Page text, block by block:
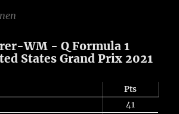
WM - Q Formula 1
States Grand Prix 2021
Pts
41